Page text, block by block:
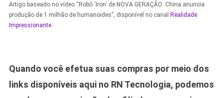
Artigo baseado no vídeo “Robô ‘Iron’ de NOVA GERAÇÃO: China anuncia
produção de 1 milhão de humanoides”, disponível no canal Realidade
Impressionante.
Quando você efetua suas compras por meio dos
links disponíveis aqui no RN Tecnologia, podemos